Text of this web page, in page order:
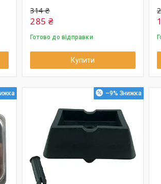
314 ₴
285 ₴
Готово до відправки
Купити
–9%